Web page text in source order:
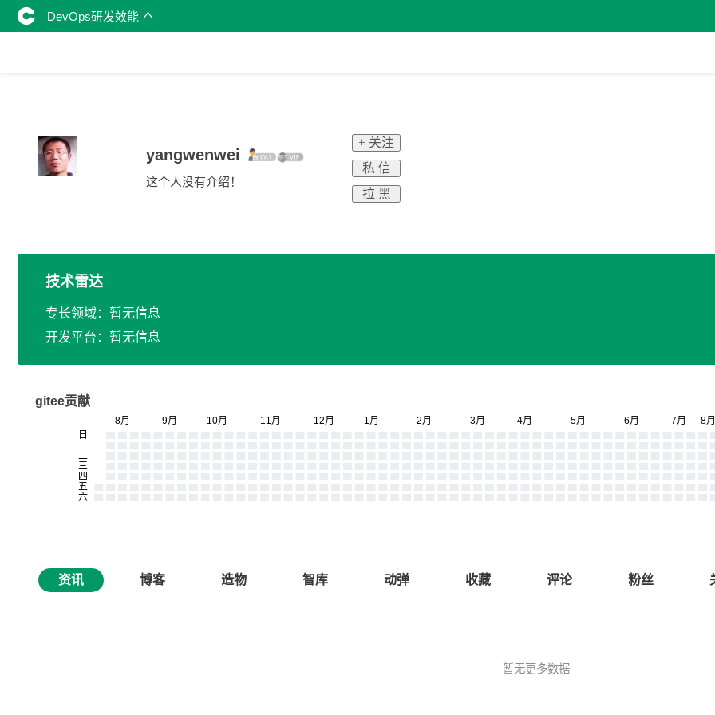
DevOps研发效能
yangwenwei
这个人没有介绍！
+ 关注
私 信
拉 黑
技术雷达
专长领域：暂无信息
开发平台：暂无信息
gitee贡献
资讯 博客 造物 智库 动弹 收藏 评论 粉丝
暂无更多数据